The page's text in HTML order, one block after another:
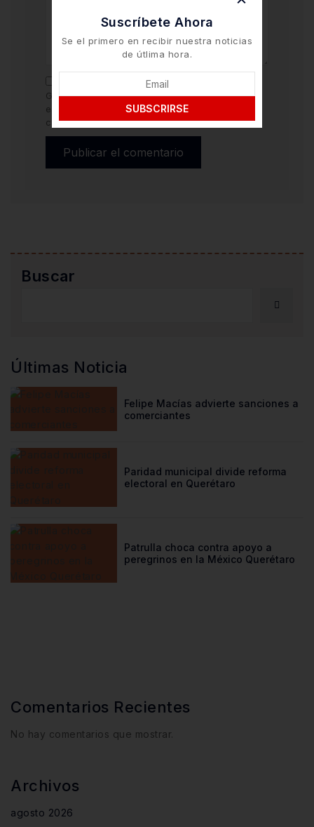
Guarda mi nombre y correo electrónico en
este navegador para la próxima vez que
comente.
Buscar
Últimas Noticia
Felipe Macías advierte sanciones a
comerciantes
Paridad municipal divide reforma
electoral en Querétaro
Patrulla choca contra apoyo a
peregrinos en la México Querétaro
Comentarios Recientes
No hay comentarios que mostrar.
Archivos
agosto 2026
Suscríbete Ahora
Se el primero en recibir nuestra noticias
de útlima hora.
SUBSCRIRSE